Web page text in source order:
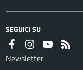
SEGUICI SU
Newsletter